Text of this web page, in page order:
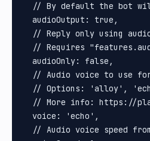
// By default the bot
  audioOutput: true,
// Reply only using
// Requires
  audioOnly: false,
// Audio voice to use
// Options: 'alloy',
// More info: https://
  voice: 'echo',
// Audio voice speed